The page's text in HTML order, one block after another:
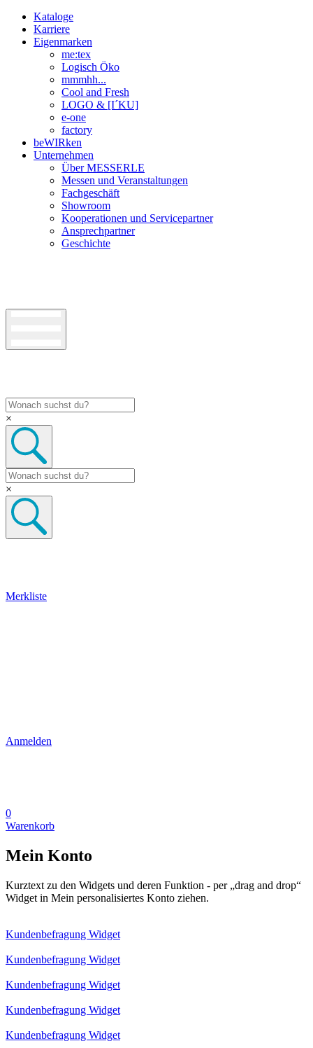
Kataloge
Karriere
Eigenmarken
me:tex
Logisch Öko
mmmhh...
Cool and Fresh
LOGO & [I´KU]
e-one
factory
beWIRken
Unternehmen
Über MESSERLE
Messen und Veranstaltungen
Fachgeschäft
Showroom
Kooperationen und Servicepartner
Ansprechpartner
Geschichte
×
×
Merkliste
Anmelden
0
Warenkorb
Mein Konto
Kurztext zu den Widgets und deren Funktion - per „drag and drop“
Widget in Mein personalisiertes Konto ziehen.
Kundenbefragung Widget
Kundenbefragung Widget
Kundenbefragung Widget
Kundenbefragung Widget
Kundenbefragung Widget